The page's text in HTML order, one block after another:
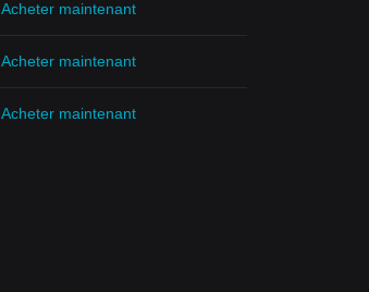
Acheter maintenant
Acheter maintenant
Acheter maintenant